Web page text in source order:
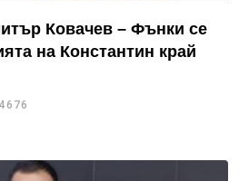
Ковачев – Фънки се
на Константин край
4676